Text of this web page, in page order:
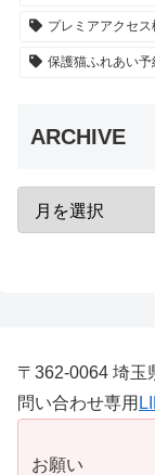
プレミアアクセス
保護猫ふれあい予
ARCHIVE
〒362-0064 埼玉
問い合わせ専用
お願い